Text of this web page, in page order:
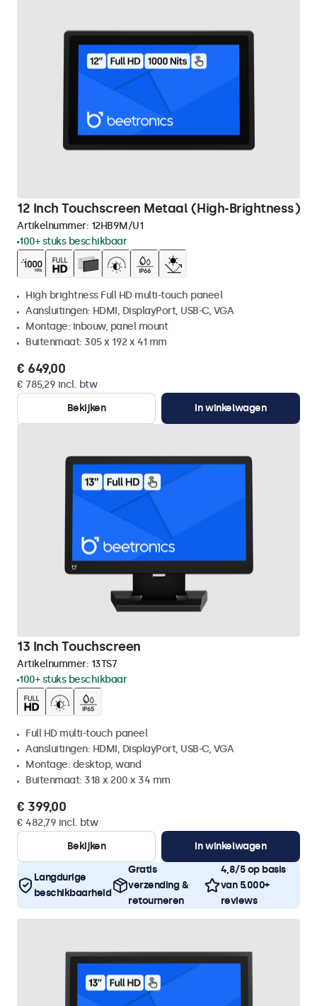
12 Inch Touchscreen Metaal (High-Brightness)
Artikelnummer: 12HB9M/U1
100+ stuks beschikbaar
High brightness Full HD multi-touch paneel
Aansluitingen: HDMI, DisplayPort, USB-C, VGA
Montage: inbouw, panel mount
Buitenmaat: 305 x 192 x 41 mm
€ 649,00
€ 785,29 incl. btw
Bekijken
In winkelwagen
13 Inch Touchscreen
Artikelnummer: 13TS7
100+ stuks beschikbaar
Full HD multi-touch paneel
Aansluitingen: HDMI, DisplayPort, USB-C, VGA
Montage: desktop, wand
Buitenmaat: 318 x 200 x 34 mm
€ 399,00
€ 482,79 incl. btw
Bekijken
In winkelwagen
Langdurige
beschikbaarheid
Gratis
verzending &
retourneren
4,8/5 op basis
van 5.000+
reviews